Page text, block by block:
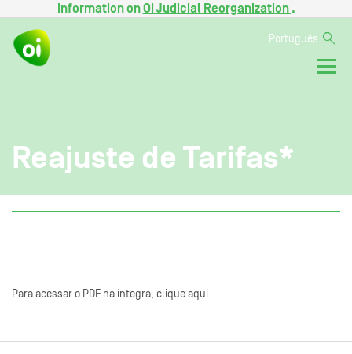
Information onOi Judicial Reorganization .
Português
Reajuste de Tarifas*
Para acessar o PDF na íntegra, clique aqui.